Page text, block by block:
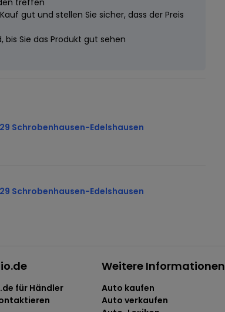
treffen
gut und stellen Sie sicher, dass der Preis
bis Sie das Produkt gut sehen
Schrobenhausen-Edelshausen
Schrobenhausen-Edelshausen
für Händler
Weitere Informationen
Auto kaufen
Auto verkaufen